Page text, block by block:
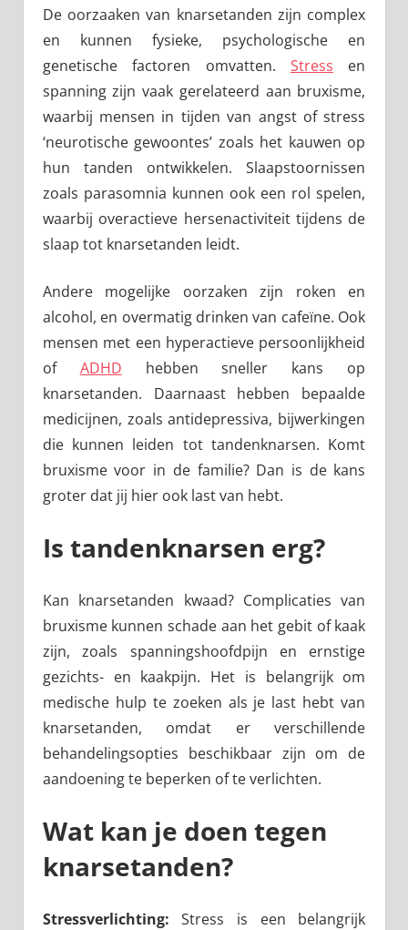
De oorzaaken van knarsetanden zijn complex
en kunnen fysieke, psychologische en
genetische factoren omvatten. Stress en
spanning zijn vaak gerelateerd aan bruxisme,
waarbij mensen in tijden van angst of stress
‘neurotische gewoontes’ zoals het kauwen op
hun tanden ontwikkelen. Slaapstoornissen
zoals parasomnia kunnen ook een rol spelen,
waarbij overactieve hersenactiviteit tijdens de
slaap tot knarsetanden leidt.
Andere mogelijke oorzaken zijn roken en
alcohol, en overmatig drinken van cafeïne. Ook
mensen met een hyperactieve persoonlijkheid
of ADHD hebben sneller kans op
knarsetanden. Daarnaast hebben bepaalde
medicijnen, zoals antidepressiva, bijwerkingen
die kunnen leiden tot tandenknarsen. Komt
bruxisme voor in de familie? Dan is de kans
groter dat jij hier ook last van hebt.
Is tandenknarsen erg?
Kan knarsetanden kwaad? Complicaties van
bruxisme kunnen schade aan het gebit of kaak
zijn, zoals spanningshoofdpijn en ernstige
gezichts- en kaakpijn. Het is belangrijk om
medische hulp te zoeken als je last hebt van
knarsetanden, omdat er verschillende
behandelingsopties beschikbaar zijn om de
aandoening te beperken of te verlichten.
Wat kan je doen tegen
knarsetanden?
Stressverlichting: Stress is een belangrijk